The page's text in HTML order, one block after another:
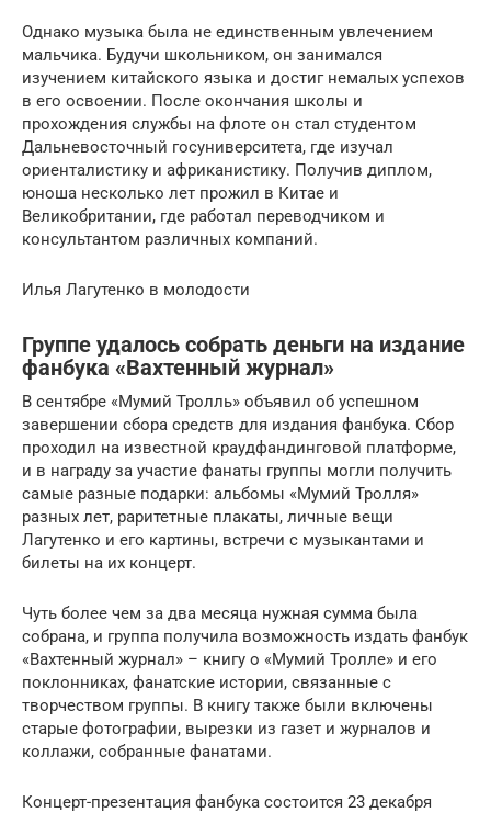
Однако музыка была не единственным увлечением
мальчика. Будучи школьником, он занимался
изучением китайского языка и достиг немалых успехов
в его освоении. После окончания школы и
прохождения службы на флоте он стал студентом
Дальневосточный госуниверситета, где изучал
ориенталистику и африканистику. Получив диплом,
юноша несколько лет прожил в Китае и
Великобритании, где работал переводчиком и
консультантом различных компаний.
Илья Лагутенко в молодости
Группе удалось собрать деньги на издание
фанбука «Вахтенный журнал»
В сентябре «Мумий Тролль» объявил об успешном
завершении сбора средств для издания фанбука. Сбор
проходил на известной краудфандинговой платформе,
и в награду за участие фанаты группы могли получить
самые разные подарки: альбомы «Мумий Тролля»
разных лет, раритетные плакаты, личные вещи
Лагутенко и его картины, встречи с музыкантами и
билеты на их концерт.
Чуть более чем за два месяца нужная сумма была
собрана, и группа получила возможность издать фанбук
«Вахтенный журнал» – книгу о «Мумий Тролле» и его
поклонниках, фанатские истории, связанные с
творчеством группы. В книгу также были включены
старые фотографии, вырезки из газет и журналов и
коллажи, собранные фанатами.
Концерт-презентация фанбука состоится 23 декабря